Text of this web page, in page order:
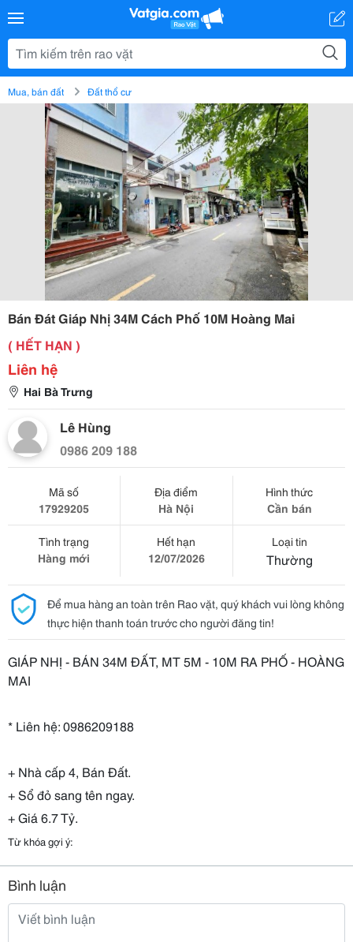
Mua, bán đất Đất thổ cư
Bán Đát Giáp Nhị 34M Cách Phố 10M Hoàng Mai
( HẾT HẠN )
Liên hệ
Hai Bà Trưng
Lê Hùng
0986 209 188
Mã số
17929205
Địa điểm
Hà Nội
Hình thức
Cần bán
Tình trạng
Hàng mới
Hết hạn
12/07/2026
Loại tin
Thường
Để mua hàng an toàn trên Rao vặt, quý khách vui lòng không
thực hiện thanh toán trước cho người đăng tin!
GIÁP NHỊ - BÁN 34M ĐẤT, MT 5M - 10M RA PHỐ - HOÀNG
MAI
* Liên hệ: 0986209188
+ Nhà cấp 4, Bán Đất.
+ Sổ đỏ sang tên ngay.
+ Giá 6.7 Tỷ.
Từ khóa gợi ý:
Bình luận